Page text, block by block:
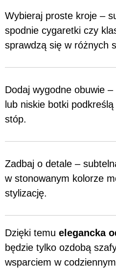
Wybieraj proste kroje –
spodnie cygaretki czy
sprawdzą się w różnych
Dodaj wygodne obuwie
lub niskie botki
stóp.
Zadbaj o detale –
w stonowanym kolorze
stylizację.
Dzięki temu elegancka
będzie tylko ozdobą
wsparciem w